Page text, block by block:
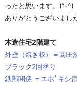
ったと思います。(^-^)
ありがとうございまし
木造住宅2階建て
外壁（焼き板）＝高圧
ブラック2回塗り
鉄部関係 ＝エホﾟキシ